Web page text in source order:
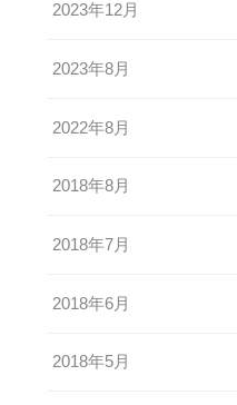
2023年12月
2023年8月
2022年8月
2018年8月
2018年7月
2018年6月
2018年5月